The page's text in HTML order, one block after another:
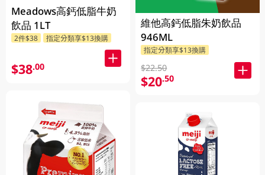
Meadows高鈣低脂牛奶
飲品 1LT
2件$38 指定分類享$13換購
$38.00
維他高鈣低脂朱奶飲品
946ML
指定分類享$13換購
$22.50
$20.50